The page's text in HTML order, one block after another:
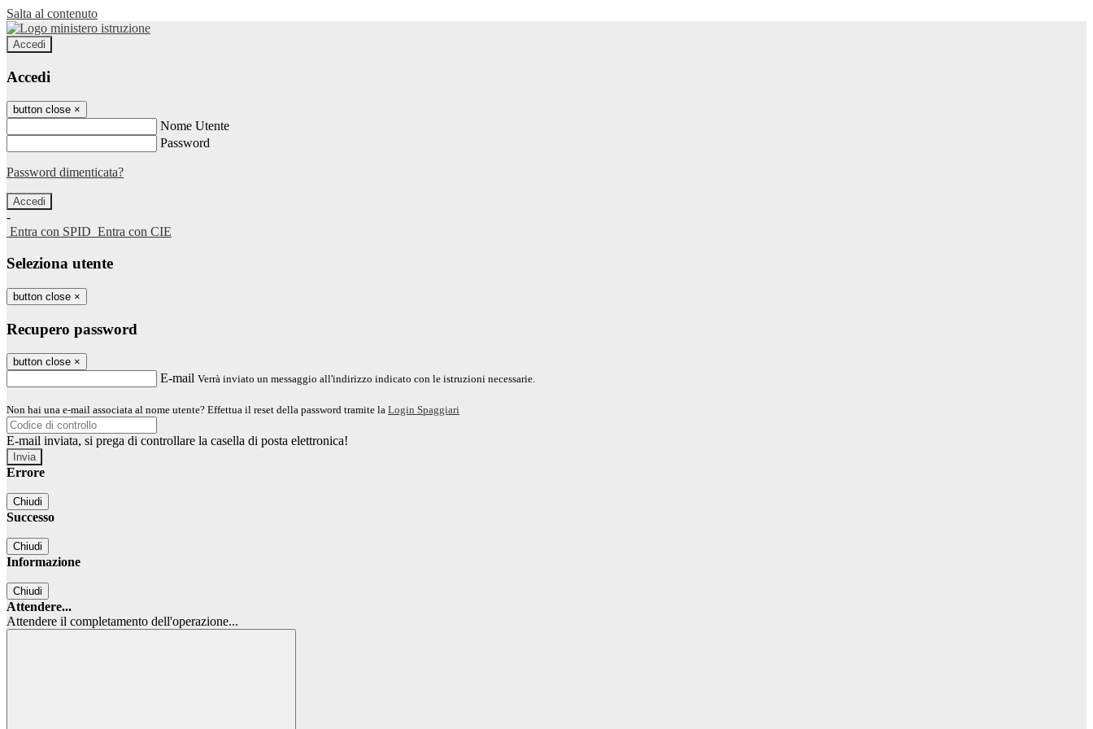
Salta al contenuto
Accedi
Accedi
button close ×
Nome Utente
Password
Password dimenticata?
-
Entra con SPID Entra con CIE
Seleziona utente
button close ×
Recupero password
button close ×
E-mail Verrà inviato un messaggio all'indirizzo indicato con le istruzioni necessarie.
Non hai una e-mail associata al nome utente? Effettua il reset della password tramite la Login Spaggiari
E-mail inviata, si prega di controllare la casella di posta elettronica!
Errore
Chiudi
Successo
Chiudi
Informazione
Chiudi
Attendere...
Attendere il completamento dell'operazione...